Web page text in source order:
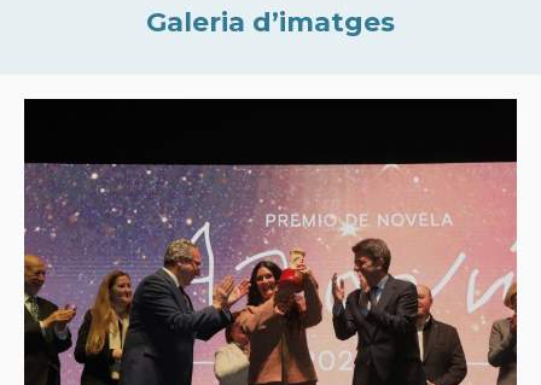
Galeria d’imatges